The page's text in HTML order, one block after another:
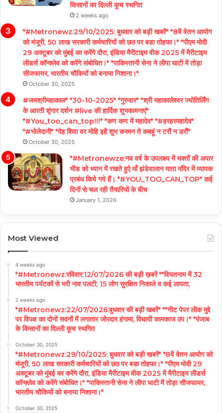
किसानों का दिल्ली कूच स्थगित
2 weeks ago
*#Metronewz:29/10/2025: बुधवार को बड़ी खबरें* *8वें वेतन आयोग
को मंजूरी, 50 लाख सरकारी कर्मचारियों को छठ पर बडा तोहफा।* *पीएम मोदी
29 अक्टूबर को मुंबई का करेंगे दौरा, इंडिया मैरीटाइम वीक 2025 में मैरीटाइम
लीडर्स कॉन्क्लेव को करेंगे संबोधित।* *पाकिस्तानी सेना ने लीपा घाटी में तोड़ा
सीजफायर, भारतीय चौकियों को बनाया निशाना।*
October 30, 2025
#जयश्रीमहाकाल* *30-10-2025* *गुरुवार* *श्री महाकालेश्वर ज्योतिर्लिंग
के आरती शृंगार दर्शन #live की हार्दिक शुभकामनाएं*
*#You_too_can_top!!!* *कण कण में महादेव* *#हरहरमहादेव*
*#भोलेदानी* *देह शिवा वर मोहि इहै शुभ करमन ते कबहूं न टरौं न डरौं*
October 30, 2025
*#Metronewze:नव वर्ष के उपलक्ष्य में भक्तों की अपार
भीड को ध्यान में रखते हुऐ माँ झंडेवालान माता मंदिर में व्यापक
प्रबंध किये गये हैं। *#YOU_TOO_CAN_TOP* कई
दिनों से चल रही तैयारियों के बीच
January 1, 2026
Most Viewed
4 weeks ago
*#Metronewz:रविवार:12/07/2026 की बड़ी ख़बरें **वियतनाम में 32
भारतीय पर्यटकों से भरी नाव पलटी; 15 लोग सुरक्षित निकाले व कई लापता,
2 weeks ago
*#Metronewz:22/07/2026:बुधवार की बड़ी खबरें* **नीट पेपर लीक मुद्दे
पर विपक्ष का दोनों सदनों में लगातार जोरदार हंगामा, विधायी कामकाज ठप।* *पंजाब
के किसानों का दिल्ली कूच स्थगित
October 30, 2025
*#Metronewz:29/10/2025: बुधवार को बड़ी खबरें* *8वें वेतन आयोग को
मंजूरी, 50 लाख सरकारी कर्मचारियों को छठ पर बडा तोहफा।* *पीएम मोदी 29
अक्टूबर को मुंबई का करेंगे दौरा, इंडिया मैरीटाइम वीक 2025 में मैरीटाइम लीडर्स
कॉन्क्लेव को करेंगे संबोधित।* *पाकिस्तानी सेना ने लीपा घाटी में तोड़ा सीजफायर,
भारतीय चौकियों को बनाया निशाना।*
October 30, 2025